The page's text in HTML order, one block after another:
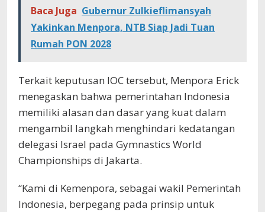
Baca Juga Gubernur Zulkieflimansyah
Yakinkan Menpora, NTB Siap Jadi Tuan
Rumah PON 2028
Terkait keputusan IOC tersebut, Menpora Erick
menegaskan bahwa pemerintahan Indonesia
memiliki alasan dan dasar yang kuat dalam
mengambil langkah menghindari kedatangan
delegasi Israel pada Gymnastics World
Championships di Jakarta.
“Kami di Kemenpora, sebagai wakil Pemerintah
Indonesia, berpegang pada prinsip untuk